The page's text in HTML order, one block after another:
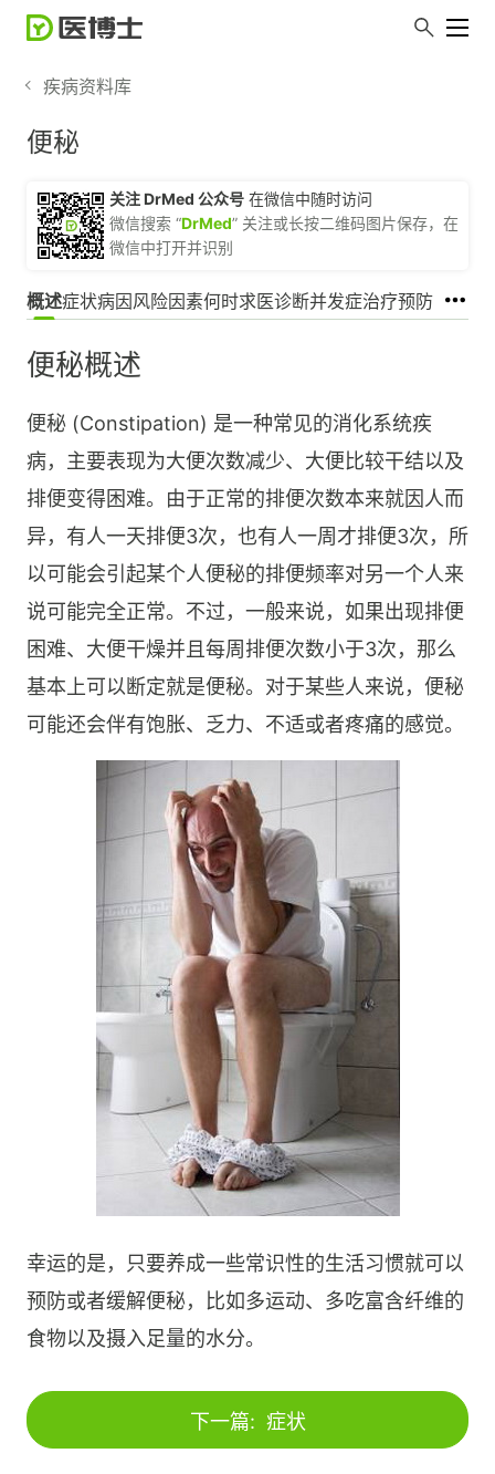
疾病资料库
便秘
关注 DrMed 公众号 在微信中随时访问
微信搜索 “DrMed” 关注或长按二维码图片保存，在
微信中打开并识别
概述症状病因风险因素何时求医诊断并发症治疗预防
便秘概述
便秘 (Constipation) 是一种常见的消化系统疾
病，主要表现为大便次数减少、大便比较干结以及
排便变得困难。由于正常的排便次数本来就因人而
异，有人一天排便3次，也有人一周才排便3次，所
以可能会引起某个人便秘的排便频率对另一个人来
说可能完全正常。不过，一般来说，如果出现排便
困难、大便干燥并且每周排便次数小于3次，那么
基本上可以断定就是便秘。对于某些人来说，便秘
可能还会伴有饱胀、乏力、不适或者疼痛的感觉。
幸运的是，只要养成一些常识性的生活习惯就可以
预防或者缓解便秘，比如多运动、多吃富含纤维的
食物以及摄入足量的水分。
下一篇: 症状